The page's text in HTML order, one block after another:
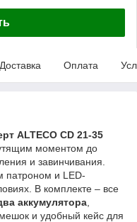
Доставка Оплата
ALTECO CD 21-35
моментом до
и завинчивания.
и LED-
В комплекте – все
аккумулятора
и удобный кейс для